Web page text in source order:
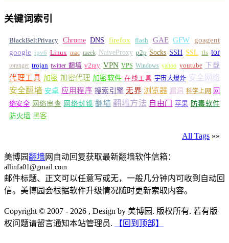
关键词索引
BlackBeltPrivacy Chrome DNS firefox flash GAE GFW
goagent
google ipv6 Linux mac meek NaiveProxy p2p Socks SSH SSL tls tor
toranger trojan twitter 翻墙 v2ray VPN VPS Windows yahoo youtube 下载
代理工具 加密 加密代理 加密软件 在线工具 宇宙大爆炸 安全网络
安全翻墙 安卓 应用程序 搜索引擎 无界 浏览器 漏洞 科学上网 网
络安全 网络审查 网络封锁 翻墙 翻墙方法 自由门 苹果 防毒软件
防火墙 黑客
All Tags »»
美博园翻墙网自动回复获取最新翻墙软件信箱：
allinfa01@gmail.com
邮件标题、正文可以任意写或无，一般几分钟内可收到自动回
信。美博园会根据软件升级情况随时更新索取内容。
Copyright © 2007 - 2026 , Design by 美博园. 版权所有. 若有版
权问题请留言通知本站管理员.
【回到顶部】